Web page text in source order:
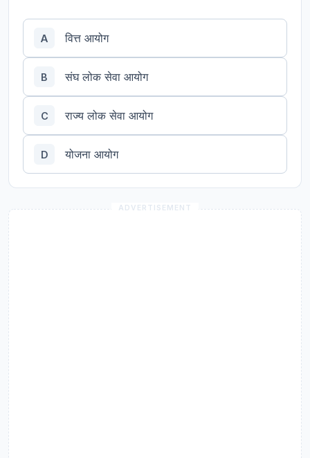
A वित्त आयोग
B संघ लोक सेवा आयोग
C राज्य लोक सेवा आयोग
D योजना आयोग